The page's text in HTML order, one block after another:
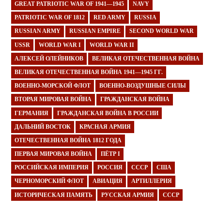
GREAT PATRIOTIC WAR OF 1941—1945 NAVY
PATRIOTIC WAR OF 1812 RED ARMY RUSSIA
RUSSIAN ARMY RUSSIAN EMPIRE SECOND WORLD WAR
USSR WORLD WAR I WORLD WAR II
АЛЕКСЕЙ ОЛЕЙНИКОВ ВЕЛИКАЯ ОТЕЧЕСТВЕННАЯ ВОЙНА
ВЕЛИКАЯ ОТЕЧЕСТВЕННАЯ ВОЙНА 1941—1945 ГГ.
ВОЕННО-МОРСКОЙ ФЛОТ ВОЕННО-ВОЗДУШНЫЕ СИЛЫ
ВТОРАЯ МИРОВАЯ ВОЙНА ГРАЖДАНСКАЯ ВОЙНА
ГЕРМАНИЯ ГРАЖДАНСКАЯ ВОЙНА В РОССИИ
ДАЛЬНИЙ ВОСТОК КРАСНАЯ АРМИЯ
ОТЕЧЕСТВЕННАЯ ВОЙНА 1812 ГОДА
ПЕРВАЯ МИРОВАЯ ВОЙНА ПЁТР I
РОССИЙСКАЯ ИМПЕРИЯ РОССИЯ СССР США
ЧЕРНОМОРСКИЙ ФЛОТ АВИАЦИЯ АРТИЛЛЕРИЯ
ИСТОРИЧЕСКАЯ ПАМЯТЬ РУССКАЯ АРМИЯ СССР